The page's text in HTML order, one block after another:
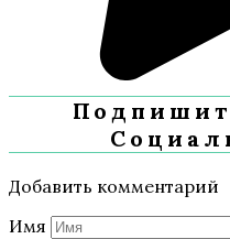
Добавить комментарий
Имя